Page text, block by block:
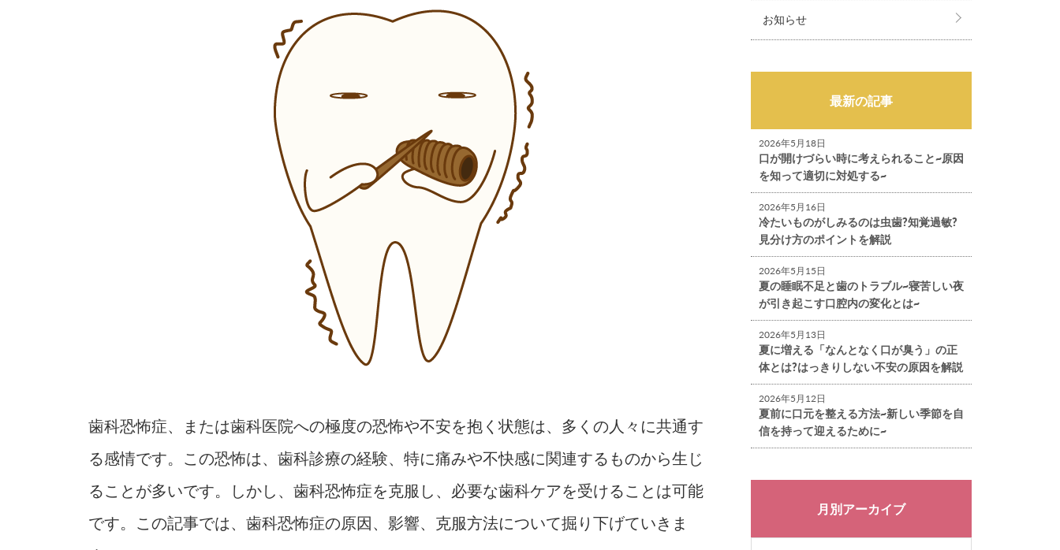
歯科恐怖症、または歯科医院への極度の恐怖や不安を抱く状態は、多くの人々に共通す
る感情です。この恐怖は、歯科診療の経験、特に痛みや不快感に関連するものから生じ
ることが多いです。しかし、歯科恐怖症を克服し、必要な歯科ケアを受けることは可能
です。この記事では、歯科恐怖症の原因、影響、克服方法について掘り下げていきま
お知らせ
最新の記事
2026年5月18日
口が開けづらい時に考えられること~原因
を知って適切に対処する~
2026年5月16日
冷たいものがしみるのは虫歯?知覚過敏?
見分け方のポイントを解説
2026年5月15日
夏の睡眠不足と歯のトラブル~寝苦しい夜
が引き起こす口腔内の変化とは~
2026年5月13日
夏に増える「なんとなく口が臭う」の正
体とは?はっきりしない不安の原因を解説
2026年5月12日
夏前に口元を整える方法~新しい季節を自
信を持って迎えるために~
月別アーカイブ